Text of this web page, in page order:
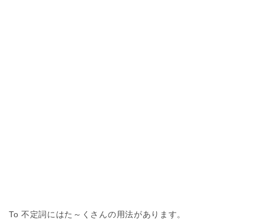
To 不定詞にはた～くさんの用法があります。